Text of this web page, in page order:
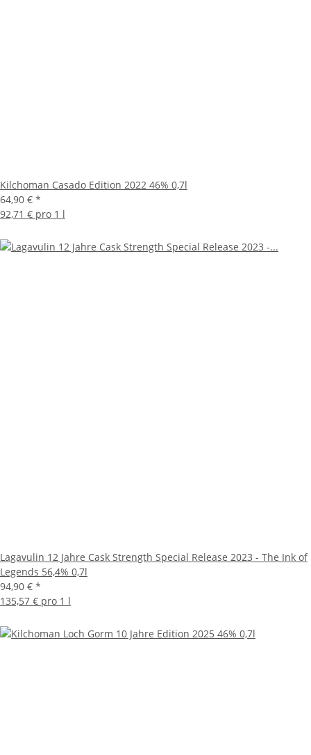
Kilchoman Casado Edition 2022 46% 0,7l
64,90 € *
92,71 € pro 1 l
Lagavulin 12 Jahre Cask Strength Special Release 2023 - The Ink of
Legends 56,4% 0,7l
94,90 € *
135,57 € pro 1 l